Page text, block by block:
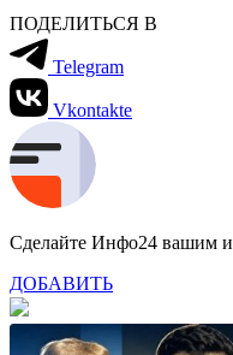
ПОДЕЛИТЬСЯ В
Telegram
Vkontakte
Сделайте Инфо24 вашим
ДОБАВИТЬ